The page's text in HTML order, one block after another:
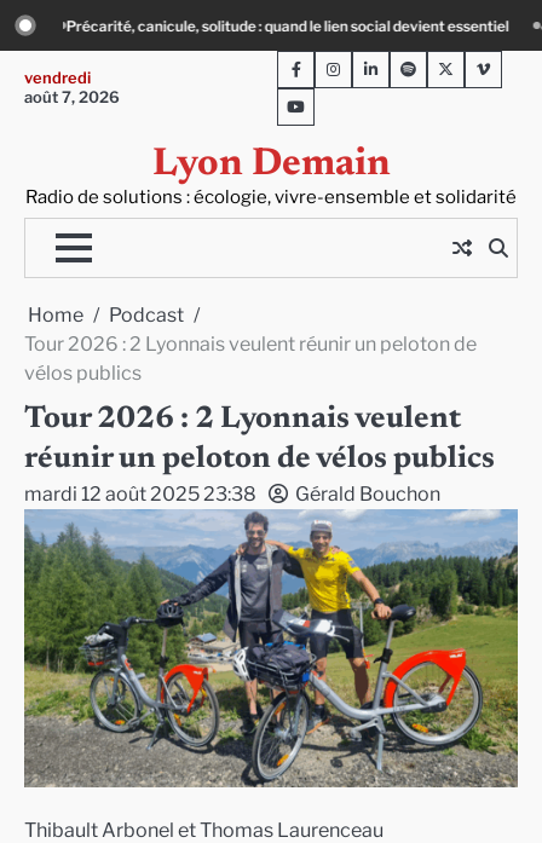
Skip
content
essentiel « Ça chauffe » : des acteurs du batiment face au défi
vendredi
août 7, 2026
Lyon Demain
Radio de solutions : écologie, vivre-ensemble et solidarité
FacebookInstagram
LinkedInSpotifyTwitterViméo
Youtube
Home
Podcast
Tour 2026 : 2 Lyonnais veulent réunir un peloton de
vélos publics
Tour 2026 : 2 Lyonnais veulent
réunir un peloton de vélos publics
mardi 12 août 2025 23:38 Gérald Bouchon
Thibault Arbonel et Thomas Laurenceau